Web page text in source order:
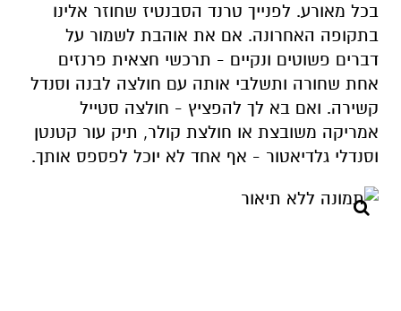
בכל מאורע. לפנייך טרנד הסבנטיז שחוזר אלינו
בתקופה האחרונה. אם את אוהבת לשמור על
דברים פשוטים ונקיים - תרכשי חצאית פרנזים
אחת שחורה ותשלבי אותה עם חולצה לבנה וסנדל
קשירה. ואם בא לך להפציץ - חולצה סטייל
אמריקה משובצת או חולצת קולר, תיק עור קטנטן
וסנדלי גלדיאטור - אף אחד לא יוכל לפספס אותך.